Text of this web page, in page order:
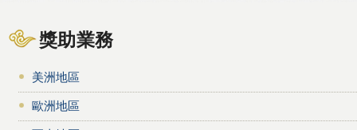
獎助業務
美洲地區
歐洲地區